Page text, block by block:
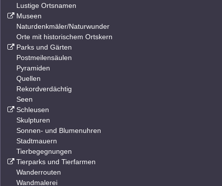
Lustige Ortsnamen
Museen
Naturdenkmäler/Naturwunder
Orte mit historischem Ortskern
Parks und Gärten
Postmeilensäulen
Pyramiden
Quellen
Rekordverdächtig
Seen
Schleusen
Skulpturen
Sonnen- und Blumenuhren
Stadtmauern
Tierbegegnungen
Tierparks und Tierfarmen
Wanderrouten
Wandmalerei